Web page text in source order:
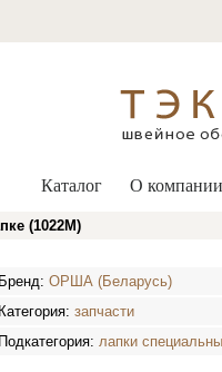
Каталог О компании
(1022М)
Бренд:ОРША (Беларусь)
Категория:запчасти
Подкатегория:лапки